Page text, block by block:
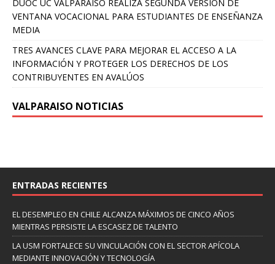
DUOC UC VALPARAÍSO REALIZA SEGUNDA VERSIÓN DE
VENTANA VOCACIONAL PARA ESTUDIANTES DE ENSEÑANZA
MEDIA
TRES AVANCES CLAVE PARA MEJORAR EL ACCESO A LA
INFORMACIÓN Y PROTEGER LOS DERECHOS DE LOS
CONTRIBUYENTES EN AVALÚOS
VALPARAISO NOTICIAS
ENTRADAS RECIENTES
EL DESEMPLEO EN CHILE ALCANZA MÁXIMOS DE CINCO AÑOS
MIENTRAS PERSISTE LA ESCASEZ DE TALENTO
LA USM FORTALECE SU VINCULACIÓN CON EL SECTOR APÍCOLA
MEDIANTE INNOVACIÓN Y TECNOLOGÍA